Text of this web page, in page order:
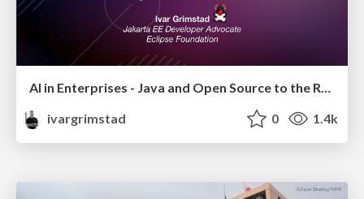
AI in Enterprises - Java and Open Source to the Rescue
ivargrimstad
0 1.4k